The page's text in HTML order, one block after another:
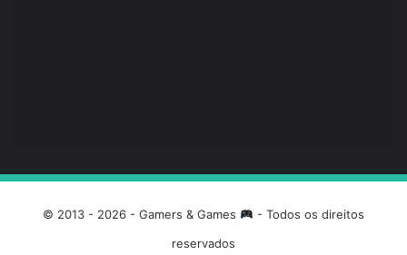
© 2013 - 2026 - Gamers & Games
- Todos os direitos
reservados